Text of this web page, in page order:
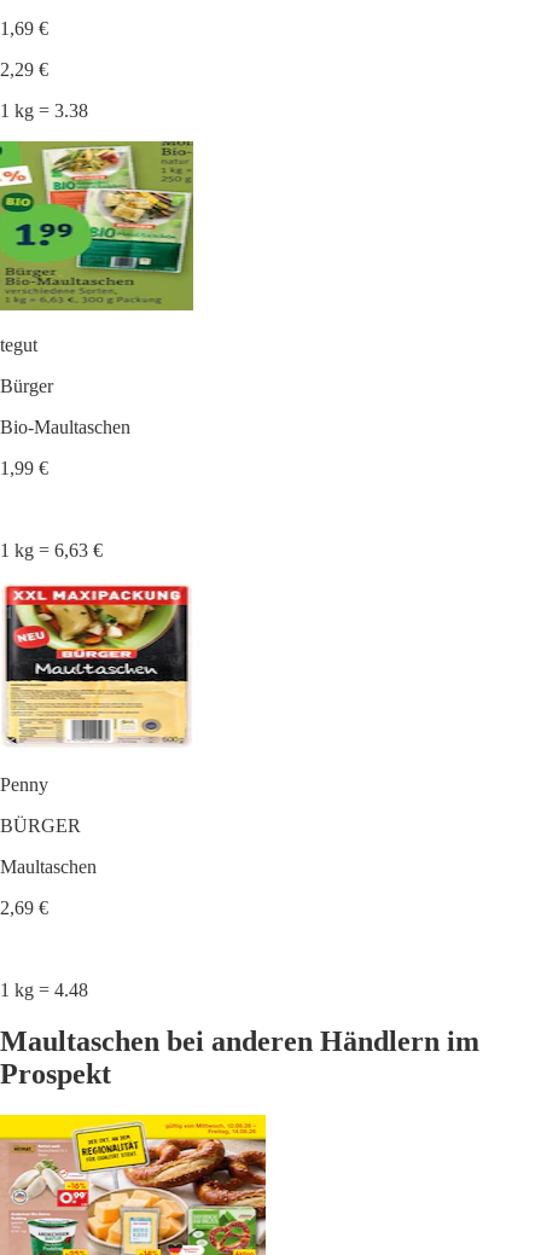
1,69 €
2,29 €
1 kg = 3.38
tegut
Bürger
Bio-Maultaschen
1,99 €
1 kg = 6,63 €
Penny
BÜRGER
Maultaschen
2,69 €
1 kg = 4.48
Maultaschen bei anderen Händlern im
Prospekt